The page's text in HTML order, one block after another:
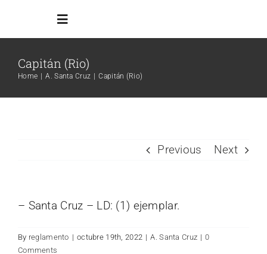
Toggle
Navigation
Inicio
Capitán (Rio)
Home A. Santa Cruz Capitán (Rio)
Previous Next
– Santa Cruz – LD: (1) ejemplar.
By reglamento | octubre 19th, 2022 | A. Santa Cruz | 0
Comments